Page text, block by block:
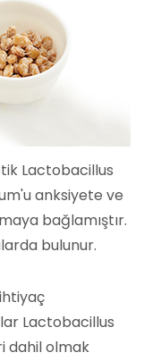
Lactobacillus
anksiyete ve
bağlamıştır.
bulunur.
Lactobacillus
dahil olmak